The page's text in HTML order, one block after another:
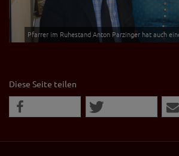
Pfarrer im Ruhestand Anton Parzinger hat auch
Diese Seite teilen